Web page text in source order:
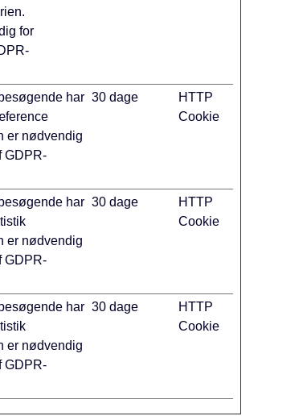
for
har
er nødvendig
GDPR-
30 dage
HTTP
Cookie
har
er nødvendig
GDPR-
30 dage
HTTP
Cookie
har
er nødvendig
GDPR-
30 dage
HTTP
Cookie